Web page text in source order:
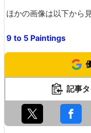
ほかの画像は以下から
9 to 5 Paintings
記事